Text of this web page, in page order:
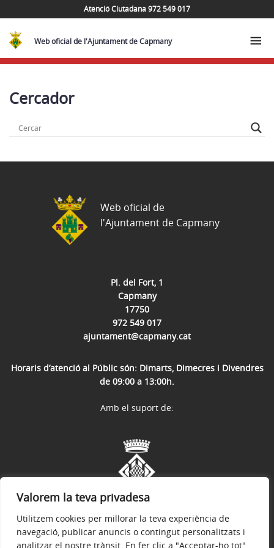
Valorem la teva privadesa
Utilitzem cookies per millorar la teva experiència de
navegació, publicar anuncis o contingut personalitzats i
analitzar el nostre trànsit. En fer clic a "Acceptar-ho tot",
Atenció Ciutadana 972 549 017
Web oficial de l'Ajuntament de Capmany
Cercador
Pl. del Fort, 1
Capmany
17750
972 549 017
ajuntament@capmany.cat
Horaris d’atenció al Públic són: Dimarts, Dimecres i Divendres
de 09:00 a 13:00h.
Web oficial de
l'Ajuntament de Capmany
Amb el suport de: